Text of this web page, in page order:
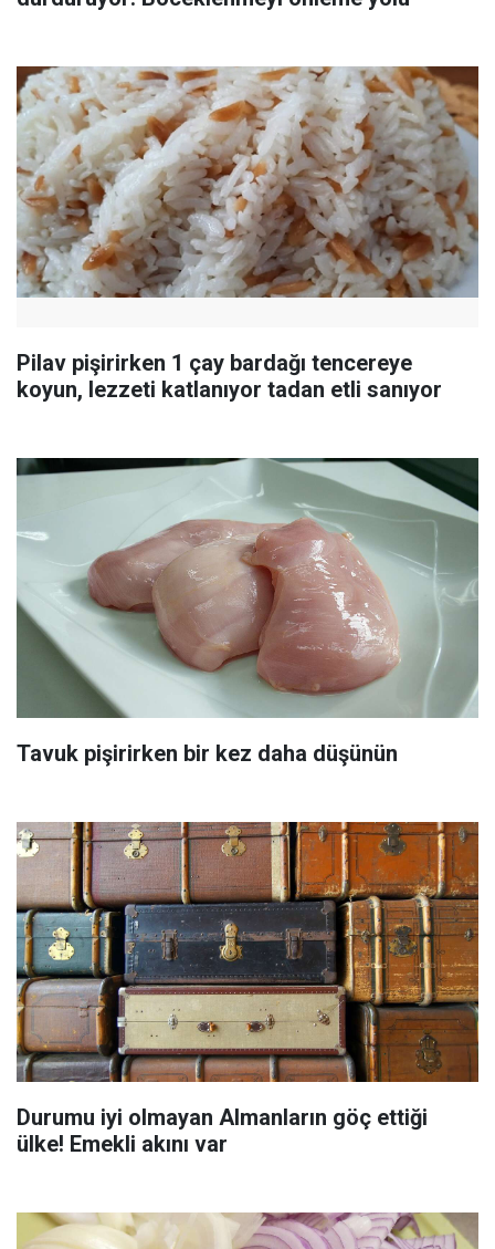
Pilav pişirirken 1 çay bardağı tencereye
koyun, lezzeti katlanıyor tadan etli sanıyor
Tavuk pişirirken bir kez daha düşünün
Durumu iyi olmayan Almanların göç ettiği
ülke! Emekli akını var